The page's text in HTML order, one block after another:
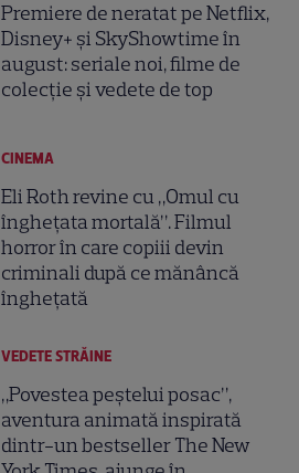
Premiere de neratat pe Netflix,
Disney+ și SkyShowtime în
august: seriale noi, filme de
colecție și vedete de top
CINEMA
Eli Roth revine cu „Omul cu
înghețata mortală”. Filmul
horror în care copiii devin
criminali după ce mănâncă
înghețată
VEDETE STRĂINE
„Povestea peștelui posac”,
aventura animată inspirată
dintr-un bestseller The New